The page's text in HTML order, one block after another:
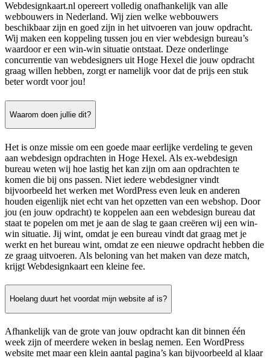
Webdesignkaart.nl opereert volledig onafhankelijk van alle
webbouwers in Nederland. Wij zien welke webbouwers
beschikbaar zijn en goed zijn in het uitvoeren van jouw opdracht.
Wij maken een koppeling tussen jou en vier webdesign bureau’s
waardoor er een win-win situatie ontstaat. Deze onderlinge
concurrentie van webdesigners uit Hoge Hexel die jouw opdracht
graag willen hebben, zorgt er namelijk voor dat de prijs een stuk
beter wordt voor jou!
Waarom doen jullie dit?
Het is onze missie om een goede maar eerlijke verdeling te geven
aan webdesign opdrachten in Hoge Hexel. Als ex-webdesign
bureau weten wij hoe lastig het kan zijn om aan opdrachten te
komen die bij ons passen. Niet iedere webdesigner vindt
bijvoorbeeld het werken met WordPress even leuk en anderen
houden eigenlijk niet echt van het opzetten van een webshop. Door
jou (en jouw opdracht) te koppelen aan een webdesign bureau dat
staat te popelen om met je aan de slag te gaan creëren wij een win-
win situatie. Jij wint, omdat je een bureau vindt dat graag met je
werkt en het bureau wint, omdat ze een nieuwe opdracht hebben die
ze graag uitvoeren. Als beloning van het maken van deze match,
krijgt Webdesignkaart een kleine fee.
Hoelang duurt het voordat mijn website af is?
Afhankelijk van de grote van jouw opdracht kan dit binnen één
week zijn of meerdere weken in beslag nemen. Een WordPress
website met maar een klein aantal pagina’s kan bijvoorbeeld al klaar